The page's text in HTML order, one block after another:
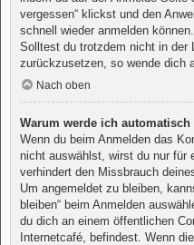
vergessen“ klickst und den
schnell wieder anmelden können.
Solltest du trotzdem nicht in der
zurückzusetzen, so wende dich
Nach oben
Warum werde ich automatisch
Wenn du beim Anmelden das
nicht auswählst, wirst du nur für
verhindert den Missbrauch
Um angemeldet zu bleiben,
bleiben“ beim Anmelden
du dich an einem öffentlichen
Internetcafé, befindest. Wenn